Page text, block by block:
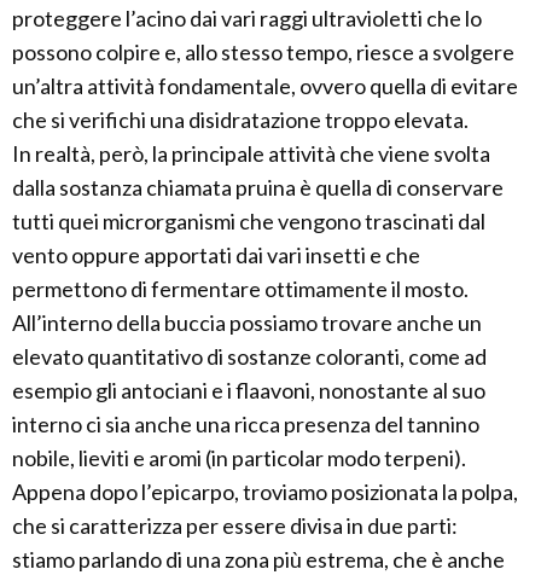
proteggere l’acino dai vari raggi ultravioletti che lo
possono colpire e, allo stesso tempo, riesce a svolgere
un’altra attività fondamentale, ovvero quella di evitare
che si verifichi una disidratazione troppo elevata.
In realtà, però, la principale attività che viene svolta
dalla sostanza chiamata pruina è quella di conservare
tutti quei microrganismi che vengono trascinati dal
vento oppure apportati dai vari insetti e che
permettono di fermentare ottimamente il mosto.
All’interno della buccia possiamo trovare anche un
elevato quantitativo di sostanze coloranti, come ad
esempio gli antociani e i flaavoni, nonostante al suo
interno ci sia anche una ricca presenza del tannino
nobile, lieviti e aromi (in particolar modo terpeni).
Appena dopo l’epicarpo, troviamo posizionata la polpa,
che si caratterizza per essere divisa in due parti:
stiamo parlando di una zona più estrema, che è anche